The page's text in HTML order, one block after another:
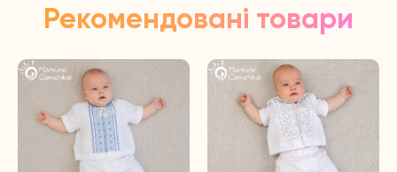
Рекомендовані товари